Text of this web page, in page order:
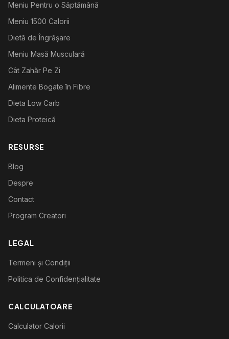
Meniu Pentru o Săptămână
Meniu 1500 Calorii
Dietă de Îngrășare
Meniu Masă Musculară
Cât Zahăr Pe Zi
Alimente Bogate în Fibre
Dieta Low Carb
Dieta Proteică
RESURSE
Blog
Despre
Contact
Program Creatori
LEGAL
Termeni și Condiții
Politica de Confidențialitate
CALCULATOARE
Calculator Calorii